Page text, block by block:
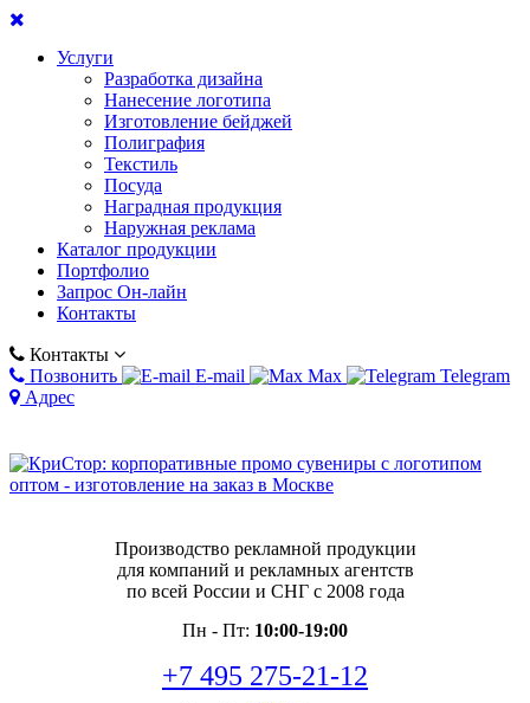
Услуги
Разработка дизайна
Нанесение логотипа
Изготовление бейджей
Полиграфия
Текстиль
Посуда
Наградная продукция
Наружная реклама
Каталог продукции
Портфолио
Запрос Он-лайн
Контакты
Контакты
Позвонить
E-mail Max
Telegram
Адрес
Производство рекламной продукции
для компаний и рекламных агентств
по всей России и СНГ с 2008 года
Пн - Пт: 10:00-19:00
+7 495 275-21-12